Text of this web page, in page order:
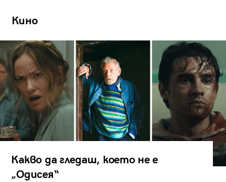
Кино
Какво да гледаш, което не е
„Одисея“